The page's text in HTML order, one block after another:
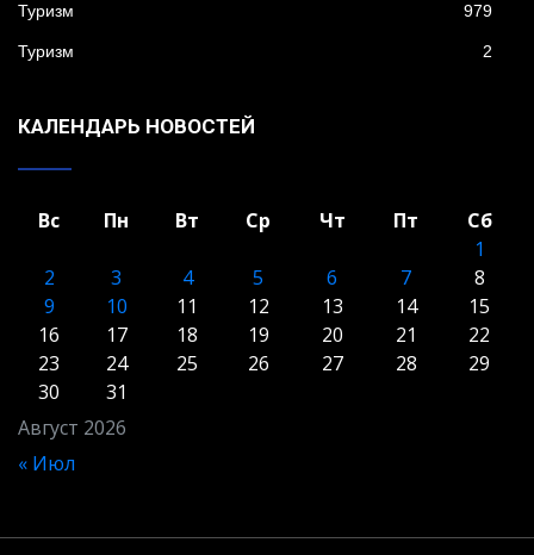
Туризм 979
Туризм 2
КАЛЕНДАРЬ НОВОСТЕЙ
Август 2026
Вс Пн Вт Ср Чт Пт
Сб
1
2
3 4 5 6 7
8
9
10 11 12 13 14
15
16
17 18 19 20 21
22
23
24 25 26 27 28
29
30
31
« Июл